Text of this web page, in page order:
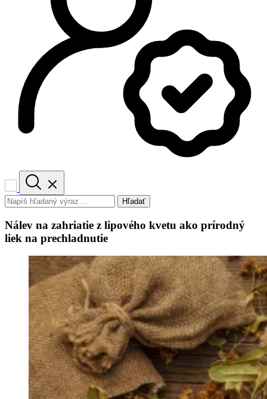
Hľadať
Nálev na zahriatie z lipového kvetu ako prírodný
liek na prechladnutie